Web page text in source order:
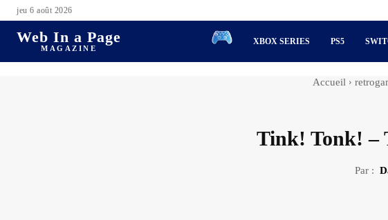
jeu 6 août 2026
Web In a Page
MAGAZINE
XBOX SERIES PS5
Accueil
Tink! Tonk! –
Par :